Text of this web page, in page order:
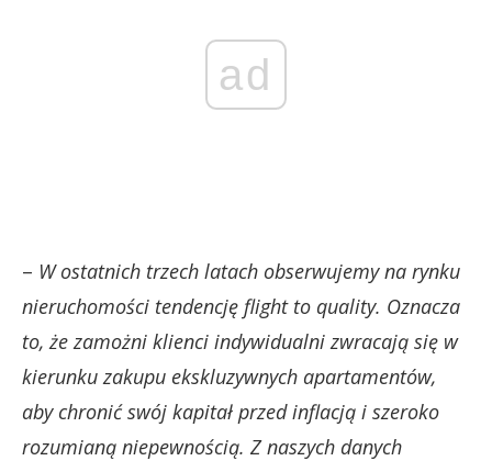
ad
– W ostatnich trzech latach obserwujemy na rynku
nieruchomości tendencję flight to quality. Oznacza
to, że zamożni klienci indywidualni zwracają się w
kierunku zakupu ekskluzywnych apartamentów,
aby chronić swój kapitał przed inflacją i szeroko
rozumianą niepewnością. Z naszych danych